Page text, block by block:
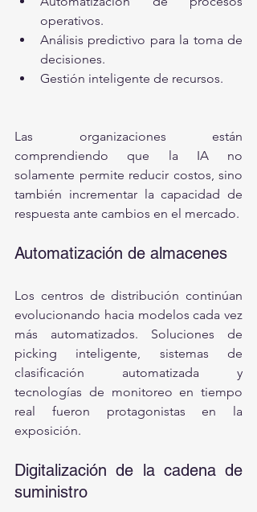
operativos.
Análisis predictivo para la toma de
decisiones.
Gestión inteligente de recursos.
Las organizaciones están
comprendiendo que la IA no
solamente permite reducir costos, sino
también incrementar la capacidad de
respuesta ante cambios en el mercado.
Automatización de almacenes
Los centros de distribución continúan
evolucionando hacia modelos cada vez
más automatizados. Soluciones de
picking inteligente, sistemas de
clasificación automatizada y
tecnologías de monitoreo en tiempo
real fueron protagonistas en la
exposición.
Digitalización de la cadena de
suministro